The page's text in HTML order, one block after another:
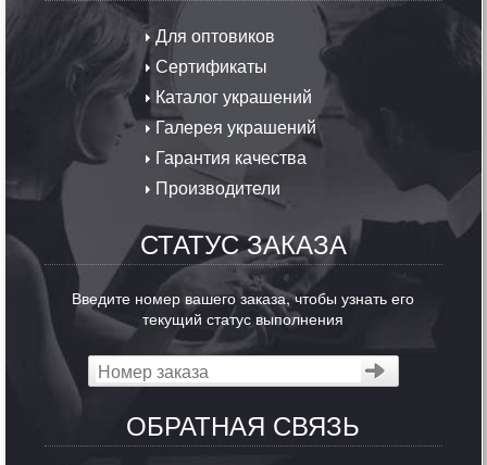
Для оптовиков
Сертификаты
Каталог украшений
Галерея украшений
Гарантия качества
Производители
СТАТУС ЗАКАЗА
Введите номер вашего заказа, чтобы узнать его
текущий статус выполнения
ОБРАТНАЯ СВЯЗЬ